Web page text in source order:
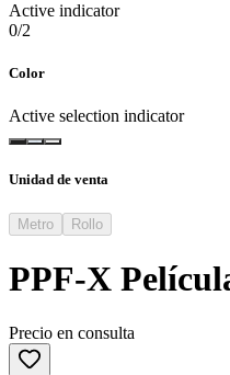
Active indicator
0/2
Color
Active selection indicator
Unidad de venta
Metro Rollo
PPF-X
Precio en consulta